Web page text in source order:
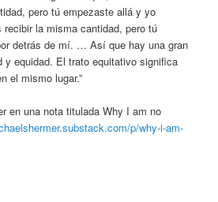
pero tú empezaste allá y yo
la misma cantidad, pero tú
detrás de mí. … Así que hay una gran
y equidad. El trato equitativo significa
el mismo lugar.”
en una nota titulada Why I am no
p/why-i-am-